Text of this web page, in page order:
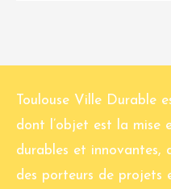
Toulouse Ville Durable
dont l’objet est la mise
durables et innovantes,
des porteurs de projets